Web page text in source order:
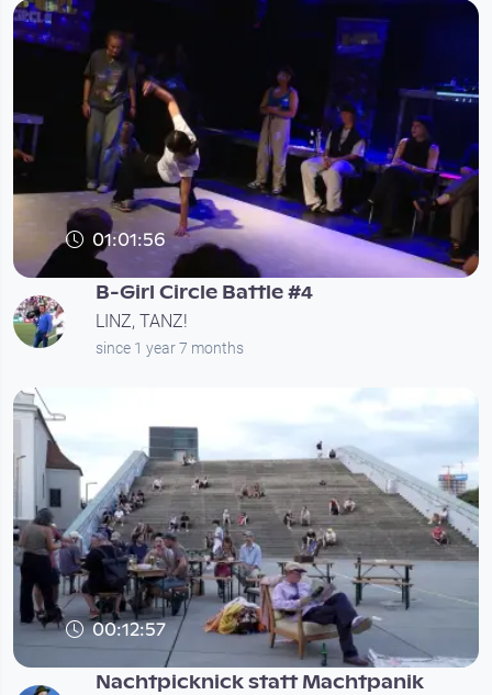
01:01:56
B-Girl Circle Battle #4
LINZ, TANZ!
since 1 year 7 months
00:12:57
Nachtpicknick statt Machtpanik